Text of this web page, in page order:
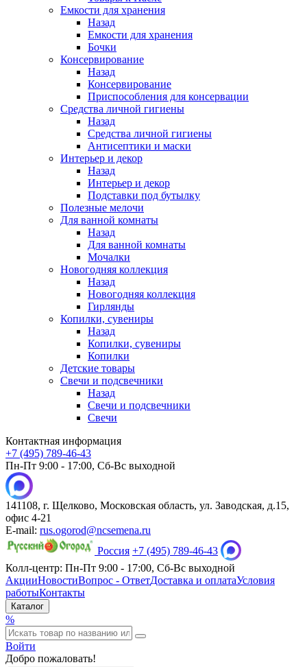
Емкости для хранения
Назад
Емкости для хранения
Бочки
Консервирование
Назад
Консервирование
Приспособления для консервации
Средства личной гигиены
Назад
Средства личной гигиены
Антисептики и маски
Интерьер и декор
Назад
Интерьер и декор
Подставки под бутылку
Полезные мелочи
Для ванной комнаты
Назад
Для ванной комнаты
Мочалки
Новогодняя коллекция
Назад
Новогодняя коллекция
Гирлянды
Копилки, сувениры
Назад
Копилки, сувениры
Копилки
Детские товары
Свечи и подсвечники
Назад
Свечи и подсвечники
Свечи
Контактная информация
+7 (495) 789-46-43
Пн-Пт 9:00 - 17:00, Сб-Вс выходной
141108, г. Щелково, Московская область, ул. Заводская, д.15,
офис 4-21
E-mail: rus.ogorod@ncsemena.ru
Россия +7 (495) 789-46-43
Колл-центр: Пн-Пт 9:00 - 17:00, Сб-Вс выходной
АкцииНовостиВопрос - ОтветДоставка и оплатаУсловия
работыКонтакты
Каталог
%
Войти
Добро пожаловать!